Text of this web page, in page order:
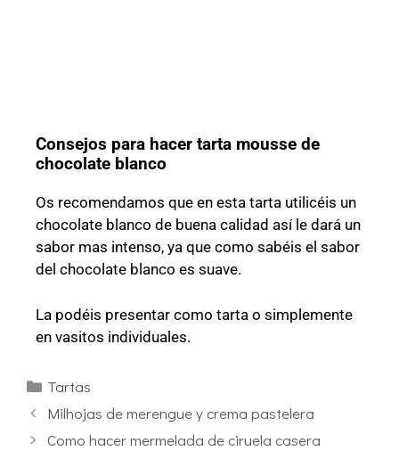
Consejos para hacer tarta mousse de
chocolate blanco
Os recomendamos que en esta tarta utilicéis un
chocolate blanco de buena calidad así le dará un
sabor mas intenso, ya que como sabéis el sabor
del chocolate blanco es suave.
La podéis presentar como tarta o simplemente
en vasitos individuales.
Tartas
Milhojas de merengue y crema pastelera
Como hacer mermelada de ciruela casera